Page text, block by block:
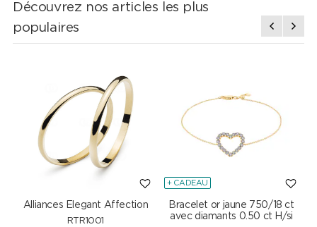
Découvrez nos articles les plus
populaires
Alliances Elegant Affection
RTR1001
+ CADEAU
Bracelet or jaune 750/18 ct
avec diamants 0.50 ct H/si